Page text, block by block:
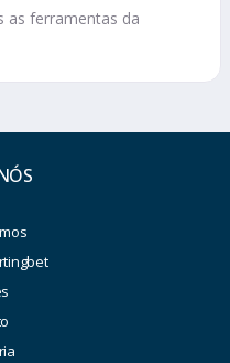
as ferramentas da